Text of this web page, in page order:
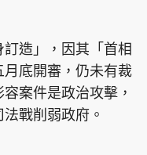
造」，因其「首相
底開審，仍未有裁
案件是政治攻擊，
戰削弱政府。